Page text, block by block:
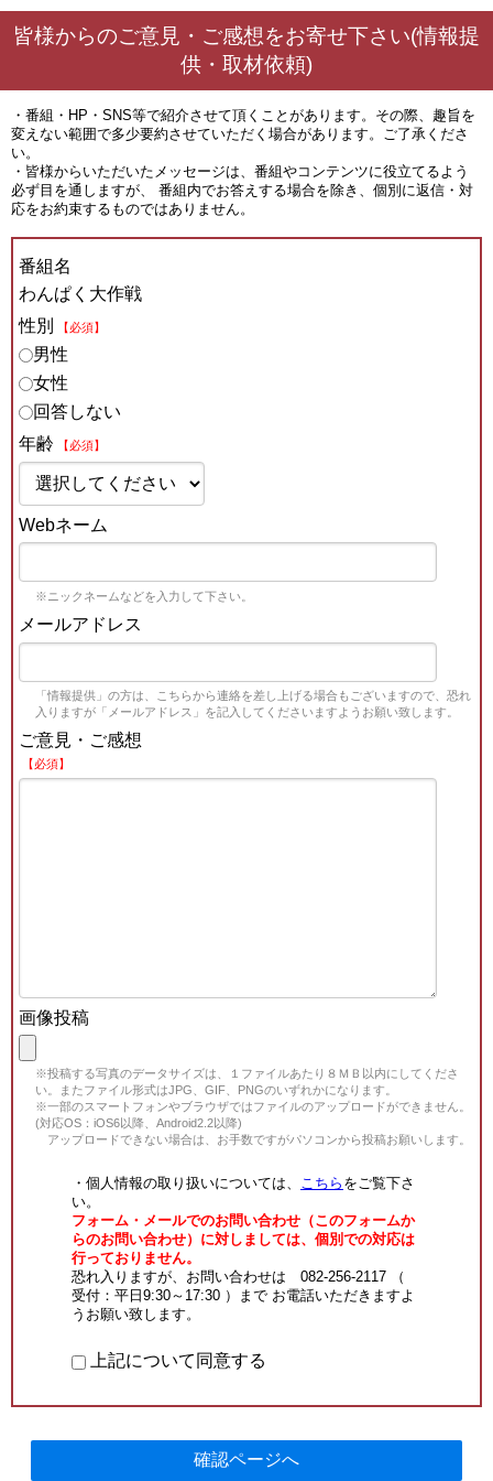
皆様からのご意見・ご感想をお寄せ下さい(情報提
供・取材依頼)
・番組・HP・SNS等で紹介させて頂くことがあります。その際、趣旨を
変えない範囲で多少要約させていただく場合があります。ご了承くださ
い。
・皆様からいただいたメッセージは、番組やコンテンツに役立てるよう
必ず目を通しますが、 番組内でお答えする場合を除き、個別に返信・対
応をお約束するものではありません。
番組名
わんぱく大作戦
性別
【必須】
男性
女性
回答しない
年齢
【必須】
Webネーム
※ニックネームなどを入力して下さい。
メールアドレス
「情報提供」の方は、こちらから連絡を差し上げる場合もございますので、恐れ
入りますが「メールアドレス」を記入してくださいますようお願い致します。
ご意見・ご感想
【必須】
画像投稿
※投稿する写真のデータサイズは、１ファイルあたり８ＭＢ以内にしてくださ
い。またファイル形式はJPG、GIF、PNGのいずれかになります。
※一部のスマートフォンやブラウザではファイルのアップロードができません。
(対応OS：iOS6以降、Android2.2以降)
アップロードできない場合は、お手数ですがパソコンから投稿お願いします。
・個人情報の取り扱いについては、 こちら をご覧下さ
い。
フォーム・メールでのお問い合わせ（このフォームか
らのお問い合わせ）に対しましては、個別での対応は
行っておりません。
恐れ入りますが、お問い合わせは 082-256-2117 （
受付：平日9:30～17:30 ）まで お電話いただきますよ
うお願い致します。
上記について同意する
確認ページへ